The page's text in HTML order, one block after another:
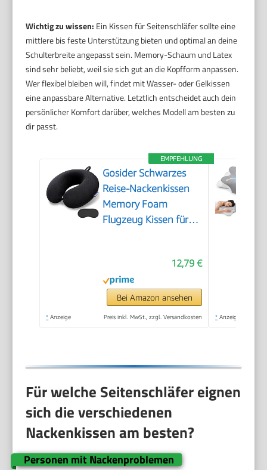
Wichtig zu wissen: Ein Kissen für Seitenschläfer sollte eine
mittlere bis feste Unterstützung bieten und optimal an deine
Schulterbreite angepasst sein. Memory-Schaum und Latex
sind sehr beliebt, weil sie sich gut an die Kopfform anpassen.
Wer flexibel bleiben will, findet mit Wasser- oder Gelkissen
eine anpassbare Alternative. Letztlich entscheidet auch dein
persönlicher Komfort darüber, welches Modell am besten zu
dir passt.
EMPFEHLUNG
Gosider Schwarzes
Reise-Nackenkissen
Memory Foam
Flugzeug Kissen für
Weiches tragbares U-
Form Nackenkissen
für Flugzeug, Auto
und Home Office
12,79 €
Bei Amazon ansehen
* Anzeige Preis inkl. MwSt., zzgl. Versandkosten * Anzeige
Für welche Seitenschläfer eignen
sich die verschiedenen
Nackenkissen am besten?
Personen mit Nackenproblemen